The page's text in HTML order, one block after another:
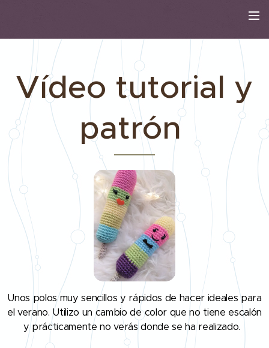
Vídeo tutorial y
patrón
Unos polos muy sencillos y rápidos de hacer ideales para
el verano. Utilizo un cambio de color que no tiene escalón
y prácticamente no verás donde se ha realizado.